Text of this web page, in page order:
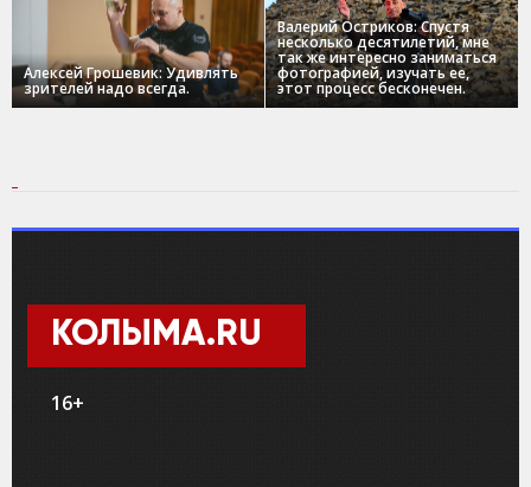
Алексей Грошевик: Удивлять
зрителей надо всегда.
Валерий Остриков: Спустя
несколько десятилетий, мне
так же интересно заниматься
фотографией, изучать ее,
этот процесс бесконечен.
КОЛЫМА.RU
16+